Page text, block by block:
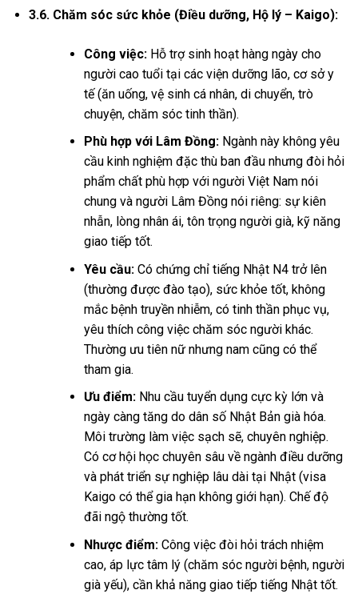
3.6. Chăm sóc sức khỏe (Điều dưỡng, Hộ lý – Kaigo):
Công việc:Hỗ trợ sinh hoạt hàng ngày cho
người cao tuổi tại các viện dưỡng lão, cơ sở y
tế (ăn uống, vệ sinh cá nhân, di chuyển, trò
chuyện, chăm sóc tinh thần).
Phù hợp với Lâm Đồng:Ngành này không yêu
cầu kinh nghiệm đặc thù ban đầu nhưng đòi hỏi
phẩm chất phù hợp với người Việt Nam nói
chung và người Lâm Đồng nói riêng: sự kiên
nhẫn, lòng nhân ái, tôn trọng người già, kỹ năng
giao tiếp tốt.
Yêu cầu:Có chứng chỉ tiếng Nhật N4 trở lên
(thường được đào tạo), sức khỏe tốt, không
mắc bệnh truyền nhiễm, có tinh thần phục vụ,
yêu thích công việc chăm sóc người khác.
Thường ưu tiên nữ nhưng nam cũng có thể
tham gia.
Ưu điểm:Nhu cầu tuyển dụng cực kỳ lớn và
ngày càng tăng do dân số Nhật Bản già hóa.
Môi trường làm việc sạch sẽ, chuyên nghiệp.
Có cơ hội học chuyên sâu về ngành điều dưỡng
và phát triển sự nghiệp lâu dài tại Nhật (visa
Kaigo có thể gia hạn không giới hạn). Chế độ
đãi ngộ thường tốt.
Nhược điểm:Công việc đòi hỏi trách nhiệm
cao, áp lực tâm lý (chăm sóc người bệnh, người
già yếu), cần khả năng giao tiếp tiếng Nhật tốt.